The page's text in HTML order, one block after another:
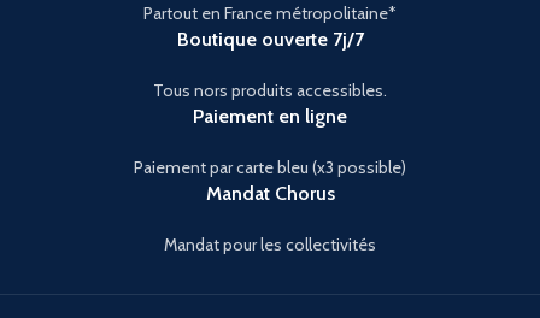
Partout en France métropolitaine*
Boutique ouverte 7j/7
Tous nors produits accessibles.
Paiement en ligne
Paiement par carte bleu (x3 possible)
Mandat Chorus
Mandat pour les collectivités